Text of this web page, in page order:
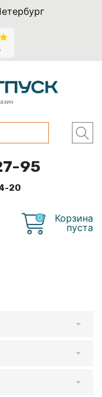
95
20
0
Корзина
пуста